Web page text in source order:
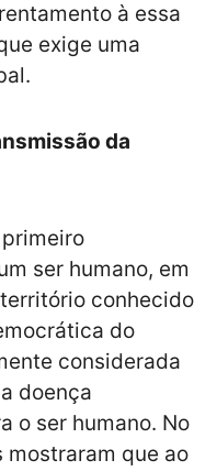
à essa
exige uma
da
ser humano, em
conhecido
do
considerada
doença
o ser humano. No
que ao